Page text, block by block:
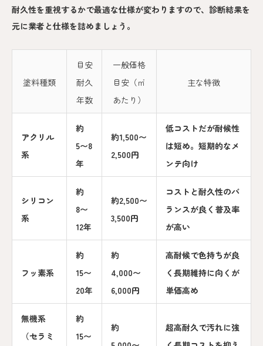
耐久性を重視するかで最適な仕様が変わりますので、診断結果を
元に業者と仕様を詰めましょう。
塗料種類
目安
耐久
年数
一般価格
目安（㎡
あたり）
主な特徴
アクリル
系
約
5〜8
年
約1,500〜
2,500円
低コストだが耐候性
は短め。短期的なメ
ンテ向け
シリコン
系
約
8〜
12年
約2,500〜
3,500円
コストと耐久性のバ
ランスが良く普及率
が高い
フッ素系
約
15〜
20年
約
4,000〜
6,000円
高耐候で色持ちが良
く長期維持に向くが
単価高め
無機系
（セラミ
約
15〜
約
超高耐久で汚れに強